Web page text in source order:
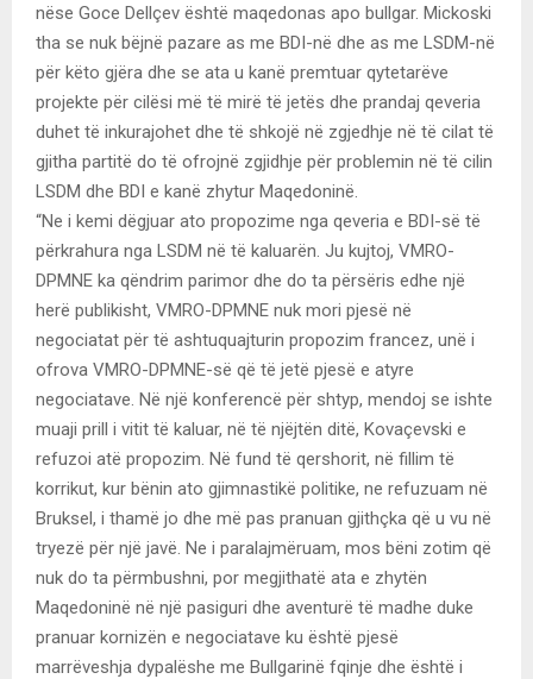
nëse Goce Dellçev është maqedonas apo bullgar. Mickoski
tha se nuk bëjnë pazare as me BDI-në dhe as me LSDM-në
për këto gjëra dhe se ata u kanë premtuar qytetarëve
projekte për cilësi më të mirë të jetës dhe prandaj qeveria
duhet të inkurajohet dhe të shkojë në zgjedhje në të cilat të
gjitha partitë do të ofrojnë zgjidhje për problemin në të cilin
LSDM dhe BDI e kanë zhytur Maqedoninë.
“Ne i kemi dëgjuar ato propozime nga qeveria e BDI-së të
përkrahura nga LSDM në të kaluarën. Ju kujtoj, VMRO-
DPMNE ka qëndrim parimor dhe do ta përsëris edhe një
herë publikisht, VMRO-DPMNE nuk mori pjesë në
negociatat për të ashtuquajturin propozim francez, unë i
ofrova VMRO-DPMNE-së që të jetë pjesë e atyre
negociatave. Në një konferencë për shtyp, mendoj se ishte
muaji prill i vitit të kaluar, në të njëjtën ditë, Kovaçevski e
refuzoi atë propozim. Në fund të qershorit, në fillim të
korrikut, kur bënin ato gjimnastikë politike, ne refuzuam në
Bruksel, i thamë jo dhe më pas pranuan gjithçka që u vu në
tryezë për një javë. Ne i paralajmëruam, mos bëni zotim që
nuk do ta përmbushni, por megjithatë ata e zhytën
Maqedoninë në një pasiguri dhe aventurë të madhe duke
pranuar kornizën e negociatave ku është pjesë
marrëveshja dypalëshe me Bullgarinë fqinje dhe është i